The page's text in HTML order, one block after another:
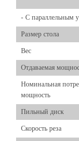
- C параллельным
Размер стола
Вес
Отдаваемая
Номинальная
мощность
Пильный диск
Скорость реза